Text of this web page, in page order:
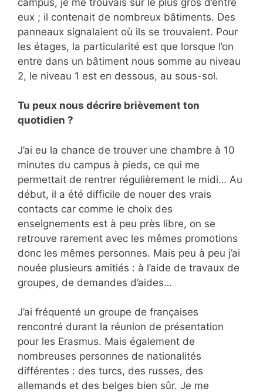
eux ; il contenait de nombreux bâtiments. Des
panneaux signalaient où ils se trouvaient. Pour
les étages, la particularité est que lorsque l’on
entre dans un bâtiment nous somme au niveau
2, le niveau 1 est en dessous, au sous-sol.
Tu peux nous décrire brièvement ton
quotidien ?
J’ai eu la chance de trouver une chambre à 10
minutes du campus à pieds, ce qui me
permettait de rentrer régulièrement le midi… Au
début, il a été difficile de nouer des vrais
contacts car comme le choix des
enseignements est à peu près libre, on se
retrouve rarement avec les mêmes promotions
donc les mêmes personnes. Mais peu à peu j’ai
nouée plusieurs amitiés : à l’aide de travaux de
groupes, de demandes d’aides…
J’ai fréquenté un groupe de françaises
rencontré durant la réunion de présentation
pour les Erasmus. Mais également de
nombreuses personnes de nationalités
différentes : des turcs, des russes, des
allemands et des belges bien sûr. Je me